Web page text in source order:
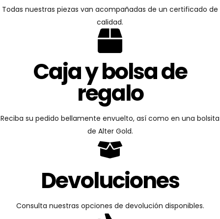
Todas nuestras piezas van acompañadas de un certificado de
calidad.
Caja y bolsa de
regalo
Reciba su pedido bellamente envuelto, así como en una bolsita
de Alter Gold.
Devoluciones
Consulta nuestras opciones de devolución disponibles.